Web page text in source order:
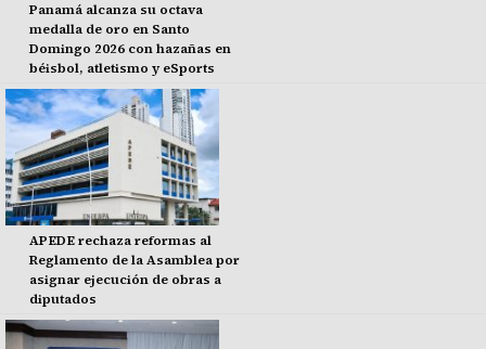
Panamá alcanza su octava
medalla de oro en Santo
Domingo 2026 con hazañas en
béisbol, atletismo y eSports
APEDE rechaza reformas al
Reglamento de la Asamblea por
asignar ejecución de obras a
diputados